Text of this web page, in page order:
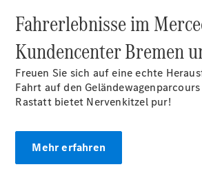
Innovation
Mercedes-
Store
Neuwagenangebote
Fahrerlebnisse im
Kundencenter Bremen
Freuen Sie sich auf eine echte
Fahrt auf den
Rastatt bietet Nervenkitzel pur!
Mehr erfahren